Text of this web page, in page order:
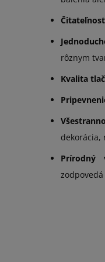
rôznym
Kvalita
dekorácia,